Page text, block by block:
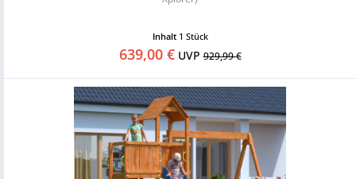
Inhalt 1 Stück
639,00 €UVP929,99 €